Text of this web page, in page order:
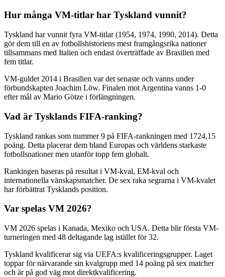
Hur många VM-titlar har Tyskland vunnit?
Tyskland har vunnit fyra VM-titlar (1954, 1974, 1990, 2014). Detta
gör dem till en av fotbollshistoriens mest framgångsrika nationer
tillsammans med Italien och endast överträffade av Brasilien med
fem titlar.
VM-guldet 2014 i Brasilien var det senaste och vanns under
förbundskapten Joachim Löw. Finalen mot Argentina vanns 1-0
efter mål av Mario Götze i förlängningen.
Vad är Tysklands FIFA-ranking?
Tyskland rankas som nummer 9 på FIFA-rankningen med 1724,15
poäng. Detta placerar dem bland Europas och världens starkaste
fotbollsnationer men utanför topp fem globalt.
Rankingen baseras på resultat i VM-kval, EM-kval och
internationella vänskapsmatcher. De sex raka segrarna i VM-kvalet
har förbättrat Tysklands position.
Var spelas VM 2026?
VM 2026 spelas i Kanada, Mexiko och USA. Detta blir första VM-
turneringen med 48 deltagande lag istället för 32.
Tyskland kvalificerar sig via UEFA:s kvalificeringsgrupper. Laget
toppar för närvarande sin kvalgrupp med 14 poäng på sex matcher
och är på god väg mot direktkvalificering.